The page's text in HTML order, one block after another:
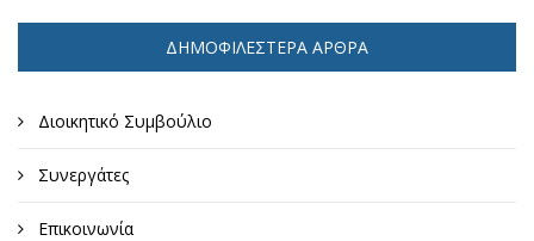
ΔΗΜΟΦΙΛΈΣΤΕΡΑ ΆΡΘΡΑ
Διοικητικό Συμβούλιο
Συνεργάτες
Επικοινωνία